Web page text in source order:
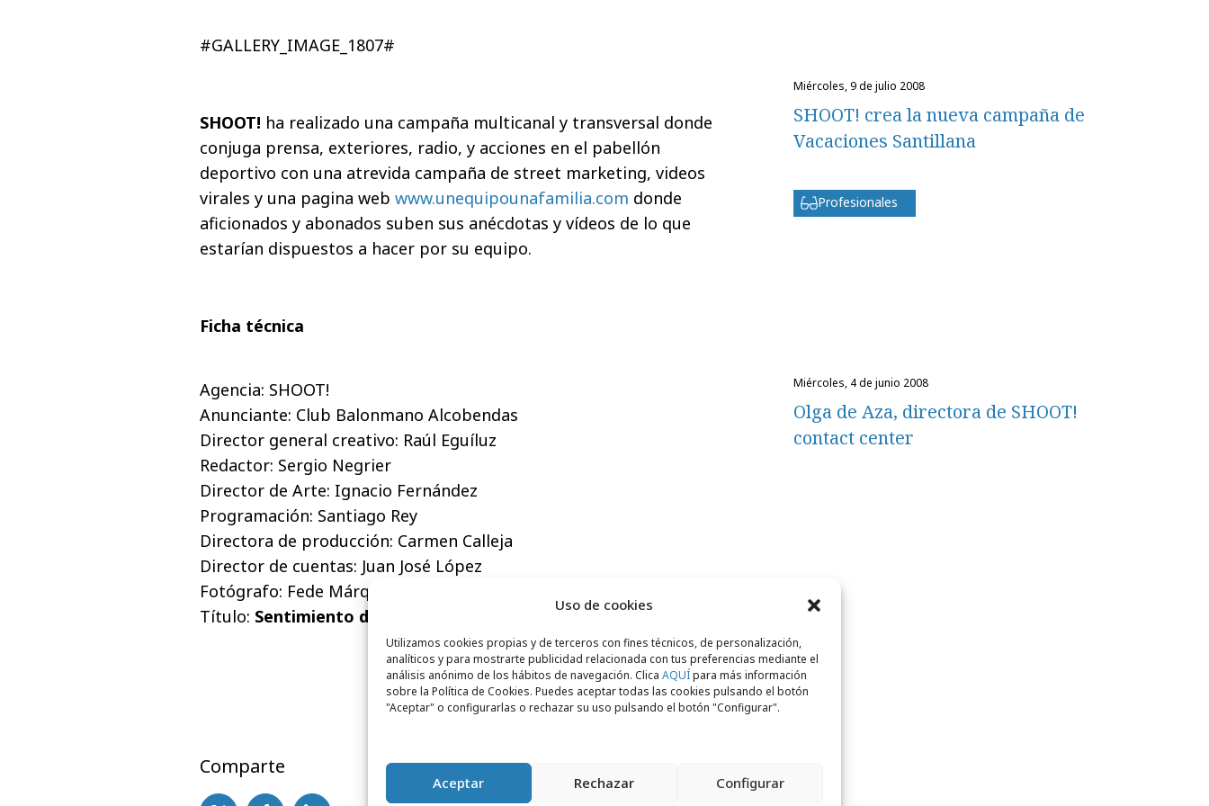
Uso de cookies
Utilizamos cookies propias y de terceros con fines técnicos, de personalización,
analíticos y para mostrarte publicidad relacionada con tus preferencias mediante el
análisis anónimo de los hábitos de navegación. Clica AQUÍpara más información
sobre la Política de Cookies. Puedes aceptar todas las cookies pulsando el botón
"Aceptar" o configurarlas o rechazar su uso pulsando el botón "Configurar".
Aceptar Rechazar Configurar
#GALLERY_IMAGE_1807#
SHOOT! ha realizado una campaña multicanal y transversal donde
conjuga prensa, exteriores, radio, y acciones en el pabellón
deportivo con una atrevida campaña de street marketing, videos
virales y una pagina web www.unequipounafamilia.com donde
aficionados y abonados suben sus anécdotas y vídeos de lo que
estarían dispuestos a hacer por su equipo.
Ficha técnica
Agencia: SHOOT!
Anunciante: Club Balonmano Alcobendas
Director general creativo: Raúl Eguíluz
Redactor: Sergio Negrier
Director de Arte: Ignacio Fernández
Programación: Santiago Rey
Directora de producción: Carmen Calleja
Director de cuentas: Juan José López
Fotógrafo: Fede Márquez
Título: Sentimiento de familia
Comparte
miércoles, 9 de julio 2008
SHOOT! crea la nueva campaña de
Vacaciones Santillana
Profesionales
miércoles, 4 de junio 2008
Olga de Aza, directora de SHOOT!
contact center